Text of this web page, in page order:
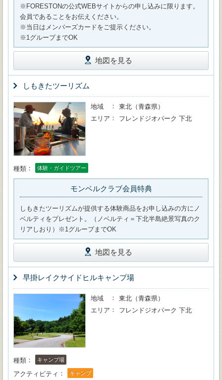
※FORESTONの公式WEBサイトからの申し込みに限ります。
会員であることをお伝えください。
※当日はメンバーズカードをご提示ください。
※1グループまでOK
地図を見る
しもきたツーリズム
地域
東北（青森県）
エリア
フレンドジオパーク 下北
種類 体験・ガイドツアー
モンベルクラブ会員特典
しもきたツーリズムが提供する体験商品をお申し込みの方にノ
ベルティをプレゼント。（ノベルティ＝下北半島絶景写真のク
リアしおり）※1グループまでOK
地図を見る
早掛レイクサイドヒルキャンプ場
地域
東北（青森県）
エリア
フレンドジオパーク 下北
種類 キャンプ場
アクティビティ キャンプ